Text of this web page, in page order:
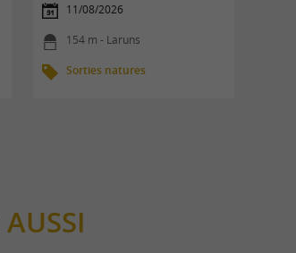
11/08/2026
154 m - Laruns
Sorties natures
AUSSI